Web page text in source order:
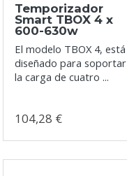
Temporizador
Smart TBOX 4 x
600-630w
El modelo TBOX 4, está
diseñado para soportar
la carga de cuatro ...
104,28 €